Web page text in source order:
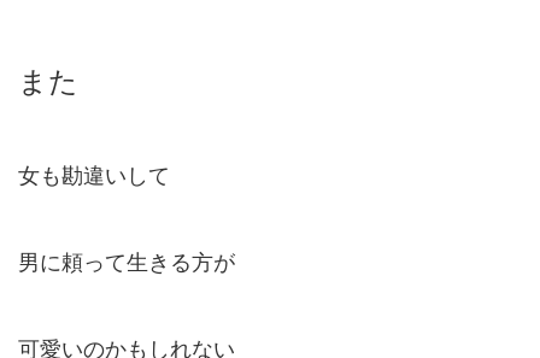
また
女も勘違いして
男に頼って生きる方が
可愛いのかもしれない